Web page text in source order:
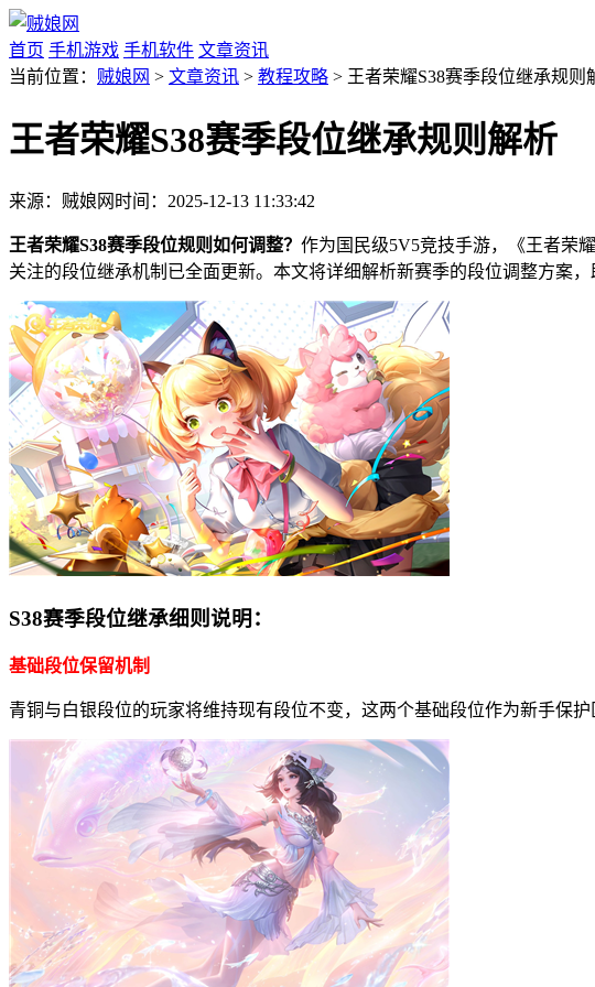
首页 手机游戏 手机软件 文章资讯
当前位置： 贼娘网 > 文章资讯 > 教程攻略 > 王者荣耀S38赛季段位继承规则
王者荣耀S38赛季段位继承规则解析
来源：贼娘网 时间：2025-12-13 11:33:42
王者荣耀S38赛季段位规则如何调整？ 作为国民级5V5竞技手游，《王者荣
关注的段位继承机制已全面更新。本文将详细解析新赛季的段位调整方案，
S38赛季段位继承细则说明：
基础段位保留机制
青铜与白银段位的玩家将维持现有段位不变，这两个基础段位作为新手保